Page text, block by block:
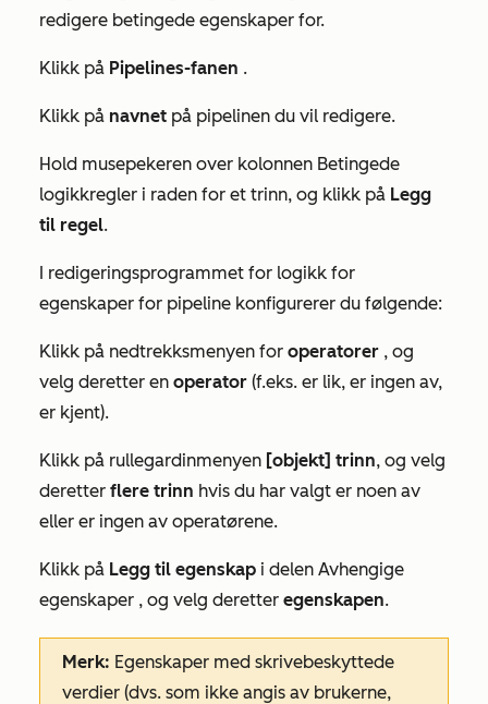
redigere betingede egenskaper for.
Klikk på Pipelines-fanen .
Klikk på navnet på pipelinen du vil redigere.
Hold musepekeren over kolonnen Betingede
logikkregler i raden for et trinn, og klikk på Legg
til regel.
I redigeringsprogrammet for logikk for
egenskaper for pipeline konfigurerer du følgende:
Klikk på nedtrekksmenyen for operatorer , og
velg deretter en operator (f.eks. er lik, er ingen av,
er kjent).
Klikk på rullegardinmenyen [objekt] trinn, og velg
deretter flere trinn hvis du har valgt er noen av
eller er ingen av operatørene.
Klikk på Legg til egenskap i delen Avhengige
egenskaper , og velg deretter egenskapen.
Merk: Egenskaper med skrivebeskyttede
verdier (dvs. som ikke angis av brukerne,